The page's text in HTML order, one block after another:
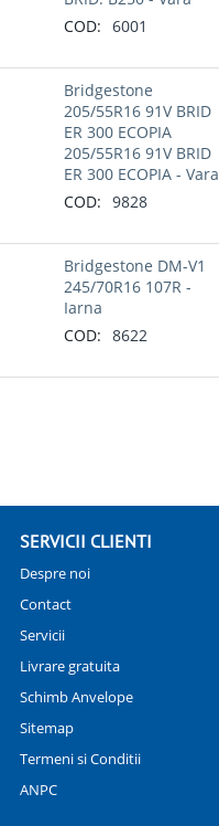
COD: 6001
Bridgestone
205/55R16 91V BRID
ER 300 ECOPIA
205/55R16 91V BRID
ER 300 ECOPIA - Vara
COD: 9828
Bridgestone DM-V1
245/70R16 107R -
Iarna
COD: 8622
SERVICII CLIENTI
Despre noi
Contact
Servicii
Livrare gratuita
Schimb Anvelope
Sitemap
Termeni si Conditii
ANPC